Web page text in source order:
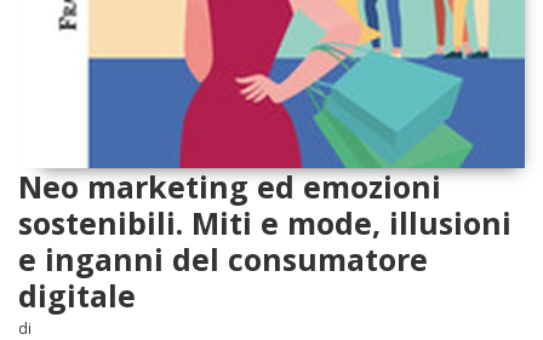
Neo marketing ed emozioni
sostenibili. Miti e mode, illusioni
e inganni del consumatore
digitale
di